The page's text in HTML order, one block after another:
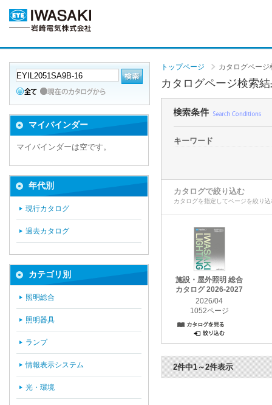
トップページ カタログページ
カタログページ検索
キーワード
カタログで絞り込む
カタログを指定してページを絞り
施設・屋外照明 総合
カタログ 2026-2027
2026/04
1052ページ
2件中1～2件表示
マイバインダー
マイバインダーは空です。
年代別
現行カタログ
過去カタログ
カテゴリ別
照明総合
照明器具
ランプ
情報表示システム
光・環境